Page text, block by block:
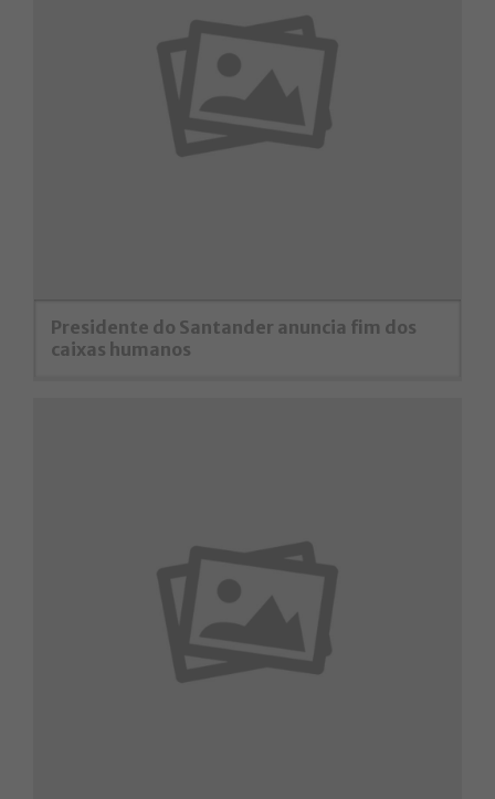
Presidente do Santander anuncia fim dos
caixas humanos